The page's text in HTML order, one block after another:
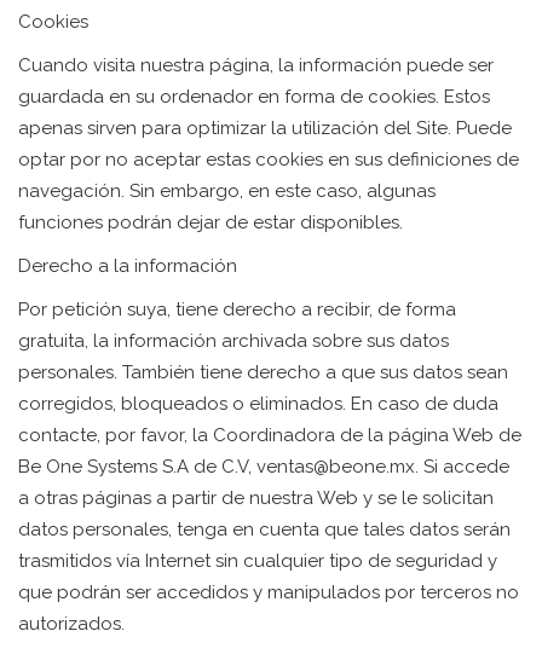
Cookies
Cuando visita nuestra página, la información puede ser
guardada en su ordenador en forma de cookies. Estos
apenas sirven para optimizar la utilización del Site. Puede
optar por no aceptar estas cookies en sus definiciones de
navegación. Sin embargo, en este caso, algunas
funciones podrán dejar de estar disponibles.
Derecho a la información
Por petición suya, tiene derecho a recibir, de forma
gratuita, la información archivada sobre sus datos
personales. También tiene derecho a que sus datos sean
corregidos, bloqueados o eliminados. En caso de duda
contacte, por favor, la Coordinadora de la página Web de
Be One Systems S.A de C.V, ventas@beone.mx. Si accede
a otras páginas a partir de nuestra Web y se le solicitan
datos personales, tenga en cuenta que tales datos serán
trasmitidos vía Internet sin cualquier tipo de seguridad y
que podrán ser accedidos y manipulados por terceros no
autorizados.